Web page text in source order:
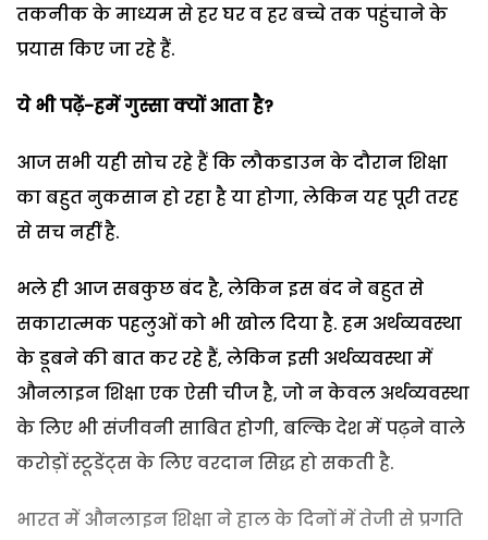
तकनीक के माध्यम से हर घर व हर बच्चे तक पहुंचाने के
प्रयास किए जा रहे हैं.
ये भी पढ़ें-हमें गुस्सा क्यों आता है?
आज सभी यही सोच रहे हैं कि लौकडाउन के दौरान शिक्षा
का बहुत नुकसान हो रहा है या होगा, लेकिन यह पूरी तरह
से सच नहीं है.
भले ही आज सबकुछ बंद है, लेकिन इस बंद ने बहुत से
सकारात्मक पहलुओं को भी खोल दिया है. हम अर्थव्यवस्था
के डूबने की बात कर रहे हैं, लेकिन इसी अर्थव्यवस्था में
औनलाइन शिक्षा एक ऐसी चीज है, जो न केवल अर्थव्यवस्था
के लिए भी संजीवनी साबित होगी, बल्कि देश में पढ़ने वाले
करोड़ों स्टूडेंट्स के लिए वरदान सिद्ध हो सकती है.
भारत में औनलाइन शिक्षा ने हाल के दिनों में तेजी से प्रगति